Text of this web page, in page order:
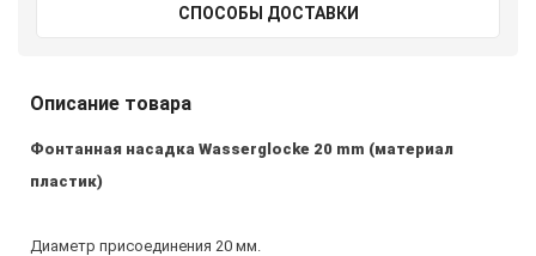
СПОСОБЫ ДОСТАВКИ
Описание товара
Фонтанная насадка Wasserglocke 20 mm (материал
пластик)
Диаметр присоединения 20 мм.